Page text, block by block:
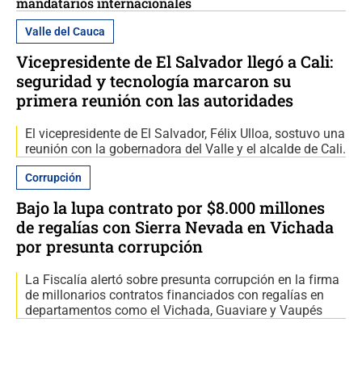
Valle del Cauca
Vicepresidente de El Salvador llegó a Cali:
seguridad y tecnología marcaron su
primera reunión con las autoridades
El vicepresidente de El Salvador, Félix Ulloa, sostuvo una
reunión con la gobernadora del Valle y el alcalde de Cali.
Corrupción
Bajo la lupa contrato por $8.000 millones
de regalías con Sierra Nevada en Vichada
por presunta corrupción
La Fiscalía alertó sobre presunta corrupción en la firma
de millonarios contratos financiados con regalías en
departamentos como el Vichada, Guaviare y Vaupés